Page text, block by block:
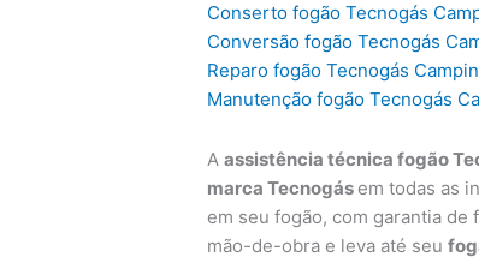
Conserto fogão Tecnogás
Conversão fogão Tecnogás
Reparo fogão Tecnogás
Manutenção fogão Tecnogás
Aassistência técnica fogão
marca Tecnogás em todas as
em seu fogão, com garantia de
mão-de-obra e leva até seu